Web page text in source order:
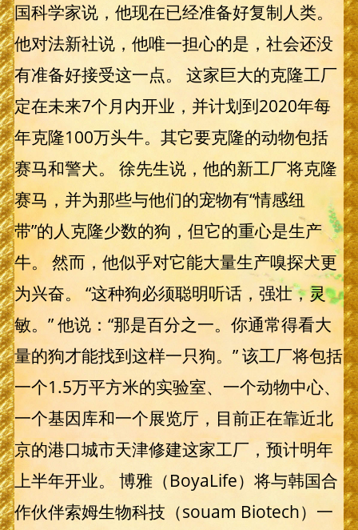
国科学家说，他现在已经准备好复制人类。
他对法新社说，他唯一担心的是，社会还没
有准备好接受这一点。 这家巨大的克隆工厂
定在未来7个月内开业，并计划到2020年每
年克隆100万头牛。其它要克隆的动物包括
赛马和警犬。 徐先生说，他的新工厂将克隆
赛马，并为那些与他们的宠物有“情感纽
带”的人克隆少数的狗，但它的重心是生产
牛。 然而，他似乎对它能大量生产嗅探犬更
为兴奋。 “这种狗必须聪明听话，强壮，灵
敏。” 他说：“那是百分之一。你通常得看大
量的狗才能找到这样一只狗。” 该工厂将包括
一个1.5万平方米的实验室、一个动物中心、
一个基因库和一个展览厅，目前正在靠近北
京的港口城市天津修建这家工厂，预计明年
上半年开业。 博雅（BoyaLife）将与韩国合
作伙伴索姆生物科技（souam Biotech）一